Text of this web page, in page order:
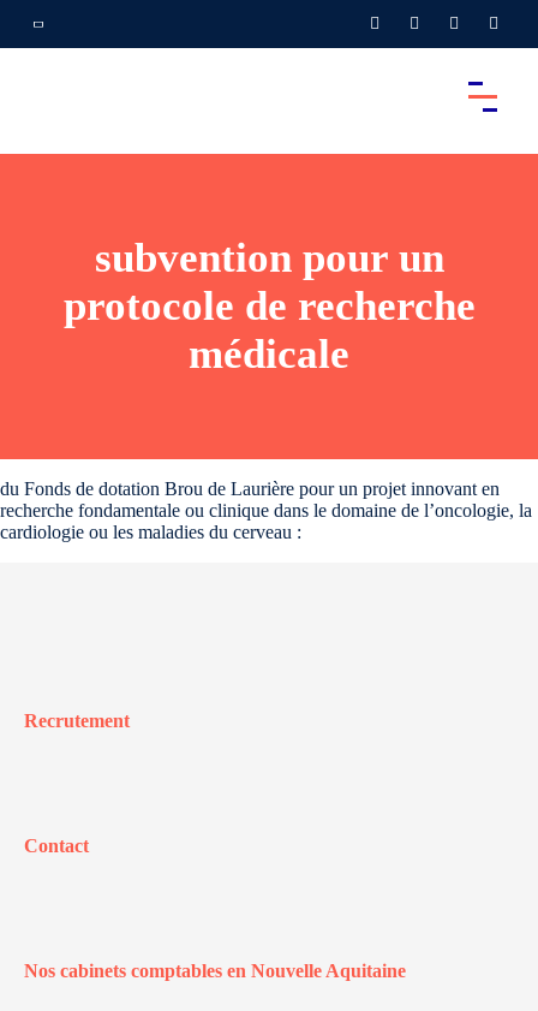
subvention pour un
protocole de recherche
médicale
du Fonds de dotation Brou de Laurière pour un projet innovant en
recherche fondamentale ou clinique dans le domaine de l’oncologie, la
cardiologie ou les maladies du cerveau :
Recrutement
Contact
Nos cabinets comptables en Nouvelle Aquitaine